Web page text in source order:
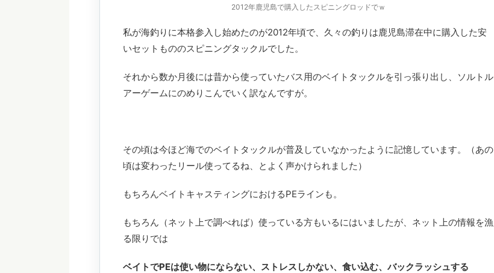
2012年鹿児島で購入したスピニングロッドでｗ
私が海釣りに本格参入し始めたのが2012年頃で、久々の釣りは鹿児島滞在中に購入した安
いセットもののスピニングタックルでした。
それから数か月後には昔から使っていたバス用のベイトタックルを引っ張り出し、ソルトル
アーゲームにのめりこんでいく訳なんですが。
その頃は今ほど海でのベイトタックルが普及していなかったように記憶しています。（あの
頃は変わったリール使ってるね、とよく声かけられました）
もちろんベイトキャスティングにおけるPEラインも。
もちろん（ネット上で調べれば）使っている方もいるにはいましたが、ネット上の情報を漁
る限りでは
ベイトでPEは使い物にならない、ストレスしかない、食い込む、バックラッシュする